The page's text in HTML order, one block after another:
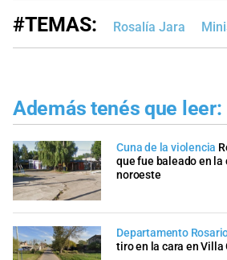
#TEMAS: Rosalía Jara
Además tenés que leer:
Cuna de la violencia
que fue baleado en la
noroeste
Departamento
tiro en la cara en Villa